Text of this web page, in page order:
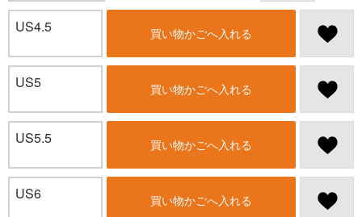
US4.5 買い物かごへ入れる
US5 買い物かごへ入れる
US5.5 買い物かごへ入れる
US6 買い物かごへ入れる